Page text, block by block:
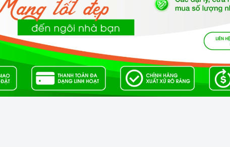
sâu củaMáy hút mùi âm tủ BOSCH DHL755BL
bỏ hiệu quả và nhanh chóng tất cả các mùi thức
bị sẽ tự động giảm mức công suất trở lại chế độ hoạt
hút chuyên sâu (thường là 4 phút, 6 phút hoặc 10